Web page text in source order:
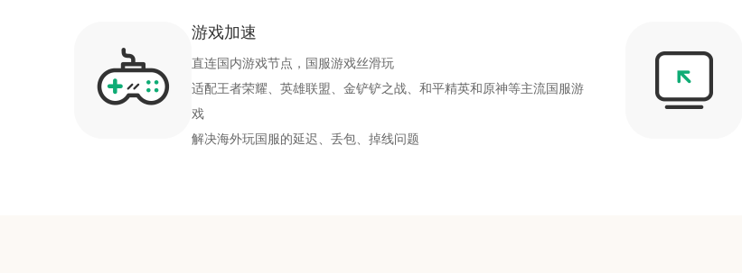
游戏加速
直连国内游戏节点，国服游戏丝滑玩
适配王者荣耀、英雄联盟、金铲铲之战、和平精英和原神等主流国服游
戏
解决海外玩国服的延迟、丢包、掉线问题